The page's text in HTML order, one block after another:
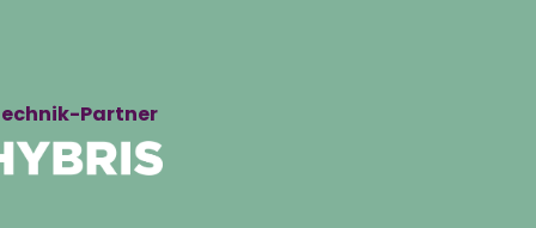
Partner